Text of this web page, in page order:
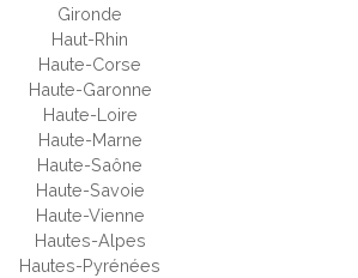
Gironde
Haut-Rhin
Haute-Corse
Haute-Garonne
Haute-Loire
Haute-Marne
Haute-Saône
Haute-Savoie
Haute-Vienne
Hautes-Alpes
Hautes-Pyrénées